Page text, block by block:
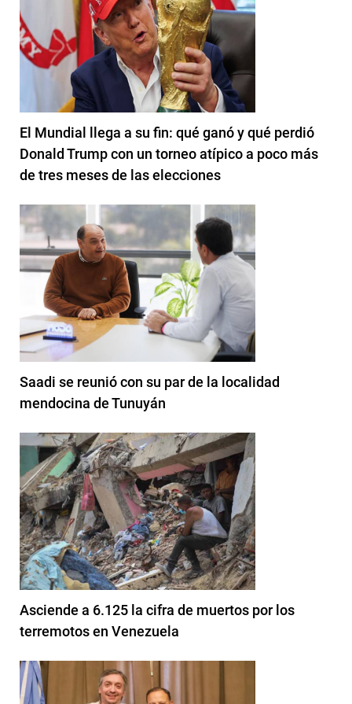
El Mundial llega a su fin: qué ganó y qué perdió
Donald Trump con un torneo atípico a poco más
de tres meses de las elecciones
Saadi se reunió con su par de la localidad
mendocina de Tunuyán
Asciende a 6.125 la cifra de muertos por los
terremotos en Venezuela